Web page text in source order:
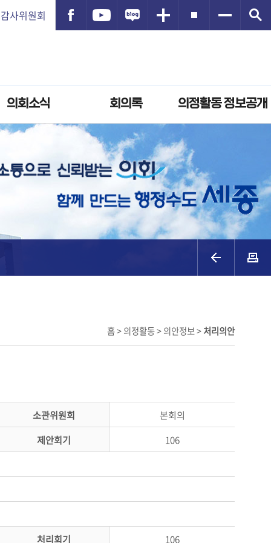
감사위원회
의회소식 회의록 의정활동 정보공개
홈 > 의정활동 > 의안정보 >처리의안
소관위원회
본회의
제안회기
106
처리회기 106